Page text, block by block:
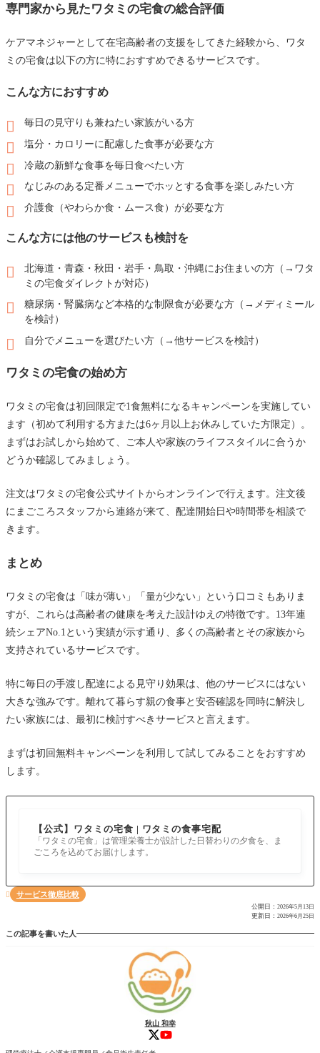
専門家から見たワタミの宅食の総合評価
ケアマネジャーとして在宅高齢者の支援をしてきた経験から、ワタ
ミの宅食は以下の方に特におすすめできるサービスです。
こんな方におすすめ
毎日の見守りも兼ねたい家族がいる方
塩分・カロリーに配慮した食事が必要な方
冷蔵の新鮮な食事を毎日食べたい方
なじみのある定番メニューでホッとする食事を楽しみたい方
介護食（やわらか食・ムース食）が必要な方
こんな方には他のサービスも検討を
北海道・青森・秋田・岩手・鳥取・沖縄にお住まいの方（→ワタ
ミの宅食ダイレクトが対応）
糖尿病・腎臓病など本格的な制限食が必要な方（→メディミール
を検討）
自分でメニューを選びたい方（→他サービスを検討）
ワタミの宅食の始め方
ワタミの宅食は初回限定で1食無料になるキャンペーンを実施してい
ます（初めて利用する方または6ヶ月以上お休みしていた方限定）。
まずはお試しから始めて、ご本人や家族のライフスタイルに合うか
どうか確認してみましょう。
注文はワタミの宅食公式サイトからオンラインで行えます。注文後
にまごころスタッフから連絡が来て、配達開始日や時間帯を相談で
きます。
まとめ
ワタミの宅食は「味が薄い」「量が少ない」という口コミもありま
すが、これらは高齢者の健康を考えた設計ゆえの特徴です。13年連
続シェアNo.1という実績が示す通り、多くの高齢者とその家族から
支持されているサービスです。
特に毎日の手渡し配達による見守り効果は、他のサービスにはない
大きな強みです。離れて暮らす親の食事と安否確認を同時に解決し
たい家族には、最初に検討すべきサービスと言えます。
まずは初回無料キャンペーンを利用して試してみることをおすすめ
します。
【公式】ワタミの宅食 | ワタミの食事宅配
「ワタミの宅食」は管理栄養士が設計した日替わりの夕食を、ま
ごころを込めてお届けします。
 サービス徹底比較
公開日： 2026年5月13日
更新日： 2026年6月25日
この記事を書いた人
秋山 和幸